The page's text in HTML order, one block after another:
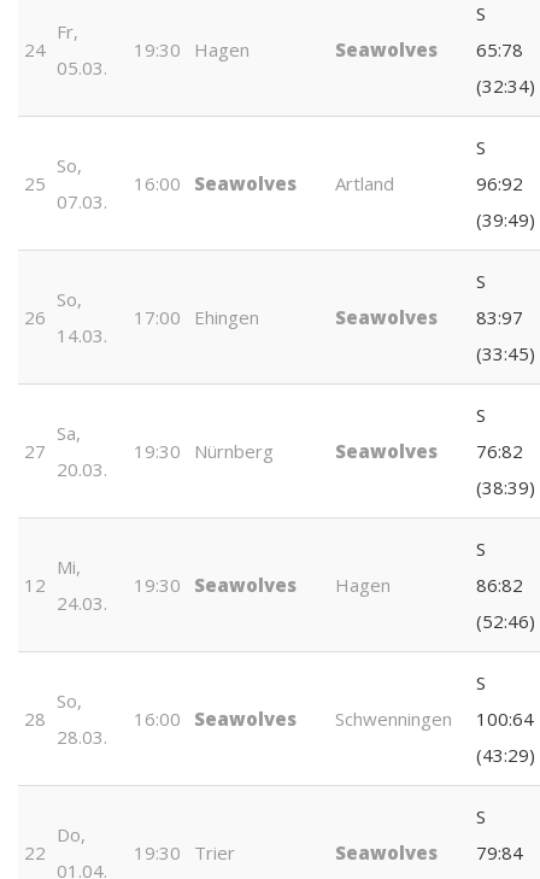
24
Fr,
05.03.
19:30 Hagen Seawolves
S
65:78
(32:34)
25
So,
07.03.
16:00 Seawolves Artland
S
96:92
(39:49)
26
So,
14.03.
17:00 Ehingen Seawolves
S
83:97
(33:45)
27
Sa,
20.03.
19:30 Nürnberg Seawolves
S
76:82
(38:39)
12
Mi,
24.03.
19:30 Seawolves Hagen
S
86:82
(52:46)
28
So,
28.03.
16:00 Seawolves Schwenningen
S
100:64
(43:29)
22
Do,
01.04.
19:30 Trier Seawolves
S
79:84